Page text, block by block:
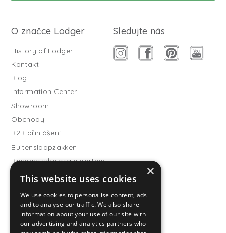
O značce Lodger
History of Lodger
Kontakt
Blog
Information Center
Showroom
Obchody
B2B přihlášení
Buitenslaapzakken
Become wholesale partner
Customer service
FAQ
Shipping
Vrácení
Sledujte nás
×
This website uses cookies
We use cookies to personalise content, ads
and to analyse our traffic. We also share
information about your use of our site with
our advertising and analytics partners who